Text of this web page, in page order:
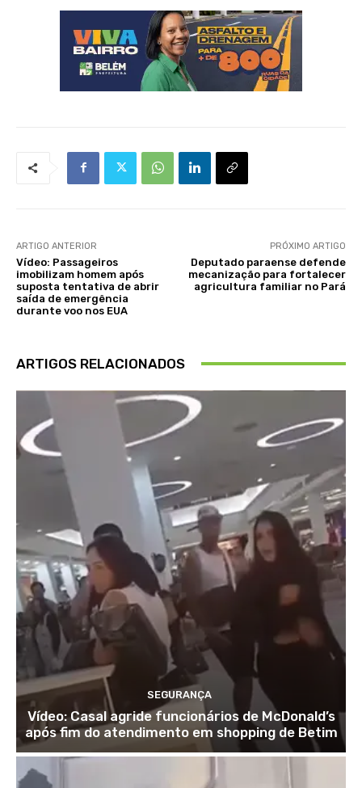
ARTIGO ANTERIOR
Vídeo: Passageiros
imobilizam homem após
suposta tentativa de abrir
saída de emergência
durante voo nos EUA
PRÓXIMO ARTIGO
Deputado paraense defende
mecanização para fortalecer
agricultura familiar no Pará
ARTIGOS RELACIONADOS
SEGURANÇA
Vídeo: Casal agride funcionários de McDonald’s
após fim do atendimento em shopping de Betim